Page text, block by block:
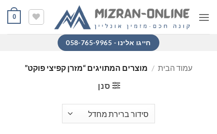
0
חייגו אלינו - 058-765-9965
עמוד הבית / מוצרים המתויגים “מזרן קפיצי פוקט”
סנן